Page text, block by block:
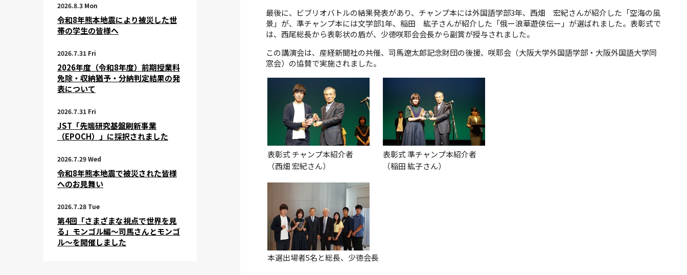
最後に、ビブリオバトルの結果発表があり、チャンプ本には外国語学部3年、西畑 宏紀さんが紹介した「空海の風
景」が、準チャンプ本には文学部1年、稲田 紘子さんが紹介した「俄ー浪華遊侠伝ー」が選ばれました。表彰式で
は、西尾総長から表彰状の盾が、少徳咲耶会会長から副賞が授与されました。
この講演会は、産経新聞社の共催、司馬遼太郎記念財団の後援、咲耶会（大阪大学外国語学部・大阪外国語大学同
窓会）の協賛で実施されました。
表彰式 チャンプ本紹介者
表彰式 準チャンプ本紹介者
（西畑 宏紀さん）
（稲田 紘子さん）
本選出場者5名と総長、少徳会長
2026.8.3 Mon
令和8年熊本地震により被災した世
帯の学生の皆様へ
2026.7.31 Fri
2026年度（令和8年度）前期授業料
免除・収納猶予・分納判定結果の発
表について
2026.7.31 Fri
JST「先端研究基盤刷新事業
（EPOCH）」に採択されました
2026.7.29 Wed
令和8年熊本地震で被災された皆様
へのお見舞い
2026.7.28 Tue
第4回「さまざまな視点で世界を見
る」モンゴル編～司馬さんとモンゴ
ル～を開催しました